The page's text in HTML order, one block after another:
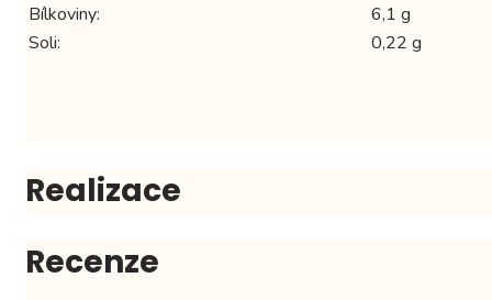
Bílkoviny:
6,1 g
Soli:
0,22 g
Realizace
Recenze